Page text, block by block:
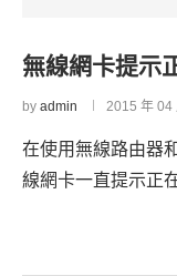
無線網卡提示
by admin 2015 年 04
在使用無線路由器
線網卡一直提示正